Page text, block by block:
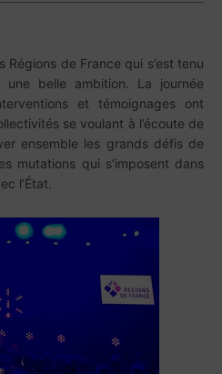
Régions de France qui s’est tenu
belle ambition. La journée
et témoignages ont
se voulant à l’écoute de
ensemble les grands défis de
mutations qui s’imposent dans
l’État.